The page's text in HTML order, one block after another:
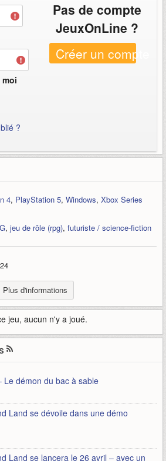
?
Pas de compte
JeuxOnLine ?
Créer un compte
4, PlayStation 5, Windows, Xbox Series
, jeu de rôle (rpg), futuriste / science-fiction
Plus d'informations
jeu, aucun n'y a joué.
Le démon du bac à sable
Land se dévoile dans une démo
Land se lancera le 26 avril – avec un